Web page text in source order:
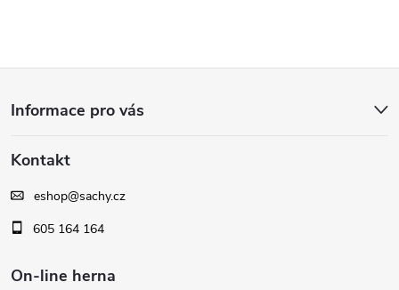
ý
p
i
s
u
p
a
Informace pro vás
Kontakt
eshop@sachy.cz
605 164 164
On-line herna